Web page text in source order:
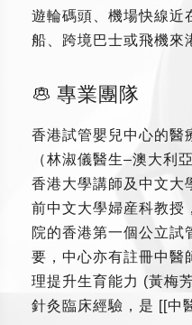
遊輪碼頭、機場快線近
船、跨境巴士或飛機來
專業團隊
香港試管嬰兒中心的醫
（林淑儀醫生–澳大利
香港大學講師及中文大
前中文大學婦産科教授
院的香港第一個公立試
要，中心亦有註冊中醫
理提升生育能力 (黃梅
針灸臨床經驗，是 [[中